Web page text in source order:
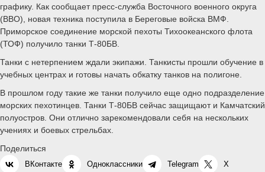
графику. Как сообщает пресс-служба Восточного военного округа
(ВВО), новая техника поступила в Береговые войска ВМФ.
Приморское соединение морской пехоты Тихоокеанского флота
(ТОФ) получило танки Т-80БВ.
Танки с нетерпением ждали экипажи. Танкисты прошли обучение в
учебных центрах и готовы начать обкатку танков на полигоне.
В прошлом году такие же танки получило еще одно подразделение
морских пехотинцев. Танки Т-80БВ сейчас защищают и Камчатский
полуостров. Они отлично зарекомендовали себя на нескольких
учениях и боевых стрельбах.
Поделиться
ВКонтакте Одноклассники Telegram X